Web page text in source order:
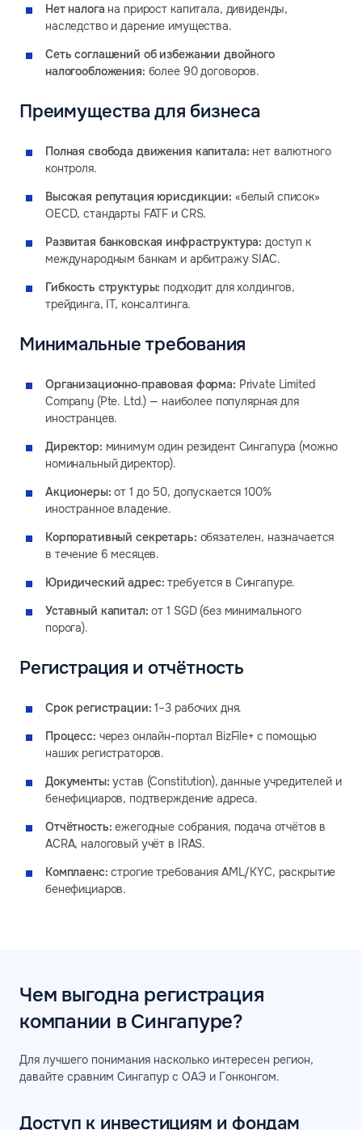
Нет налога на прирост капитала, дивиденды,
наследство и дарение имущества.
Сеть соглашений об избежании двойного
налогообложения: более 90 договоров.
Преимущества для бизнеса
Полная свобода движения капитала: нет валютного
контроля.
Высокая репутация юрисдикции: «белый список»
OECD, стандарты FATF и CRS.
Развитая банковская инфраструктура: доступ к
международным банкам и арбитражу SIAC.
Гибкость структуры: подходит для холдингов,
трейдинга, IT, консалтинга.
Минимальные требования
Организационно‑правовая форма: Private Limited
Company (Pte. Ltd.) — наиболее популярная для
иностранцев.
Директор: минимум один резидент Сингапура (можно
номинальный директор).
Акционеры: от 1 до 50, допускается 100%
иностранное владение.
Корпоративный секретарь: обязателен, назначается
в течение 6 месяцев.
Юридический адрес: требуется в Сингапуре.
Уставный капитал: от 1 SGD (без минимального
порога).
Регистрация и отчётность
Срок регистрации: 1–3 рабочих дня.
Процесс: через онлайн-портал BizFile+ с помощью
наших регистраторов.
Документы: устав (Constitution), данные учредителей и
бенефициаров, подтверждение адреса.
Отчётность: ежегодные собрания, подача отчётов в
ACRA, налоговый учёт в IRAS.
Комплаенс: строгие требования AML/KYC, раскрытие
бенефициаров.
Чем выгодна регистрация
компании в Сингапуре?
Для лучшего понимания насколько интересен регион,
давайте сравним Сингапур с ОАЭ и Гонконгом.
Доступ к инвестициям и фондам